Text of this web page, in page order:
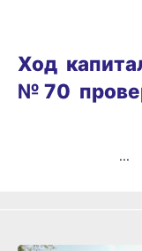
Ход
№ 70
...